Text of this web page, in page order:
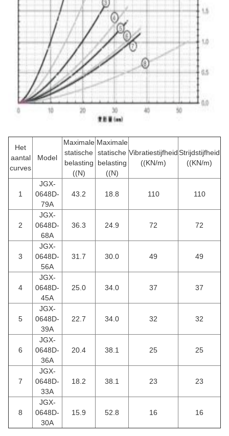
Het
aantal
curves
Model
Maximale
statische
belasting
((N)
Maximale
statische
belasting
((N)
Vibratiestijfheid
((KN/m)
Strijdstijfheid
((KN/m)
1
JGX-
0648D-
79A
43.2 18.8 110 110
2
JGX-
0648D-
68A
36.3 24.9 72 72
3
JGX-
0648D-
56A
31.7 30.0 49 49
4
JGX-
0648D-
45A
25.0 34.0 37 37
5
JGX-
0648D-
39A
22.7 34.0 32 32
6
JGX-
0648D-
36A
20.4 38.1 25 25
7
JGX-
0648D-
33A
18.2 38.1 23 23
8
JGX-
0648D-
30A
15.9 52.8 16 16